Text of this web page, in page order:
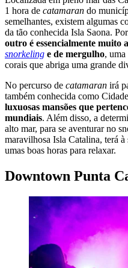
1 hora de catamaran do
semelhantes, existem algumas
da tão conhecida Isla Saona.
outro é essencialmente muito
snorkeling e de mergulho,
corais que abriga uma grande
No percurso de catamaran irá
também conhecida como
luxuosas mansões que
mundiais. Além disso, a
alto mar, para se aventurar no
maravilhosa Isla Catalina, terá
umas boas horas para relaxar.
Downtown Punta